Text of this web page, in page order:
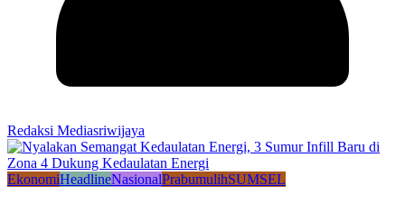
Redaksi Mediasriwijaya
EkonomiHeadlineNasionalPrabumulihSUMSEL